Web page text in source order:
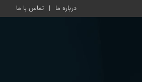
درباره ما تماس با ما